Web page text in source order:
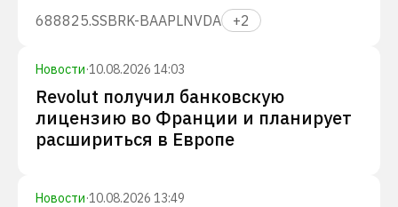
688825.SSBRK-BAAPLNVDA +2
Новости·10.08.2026 14:03
Revolut получил банковскую
лицензию во Франции и планирует
расшириться в Европе
Новости·10.08.2026 13:49